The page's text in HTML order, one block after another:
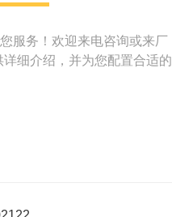
服务！欢迎来电咨询或来厂
细介绍，并为您配置合适的